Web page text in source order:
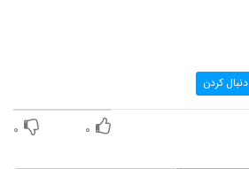
آهنگ عشق از مهدی غریب زاده(پاپ)
دنبال کردن
۰ ۰